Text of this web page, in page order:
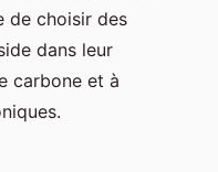
de choisir des
dans leur
carbone et à